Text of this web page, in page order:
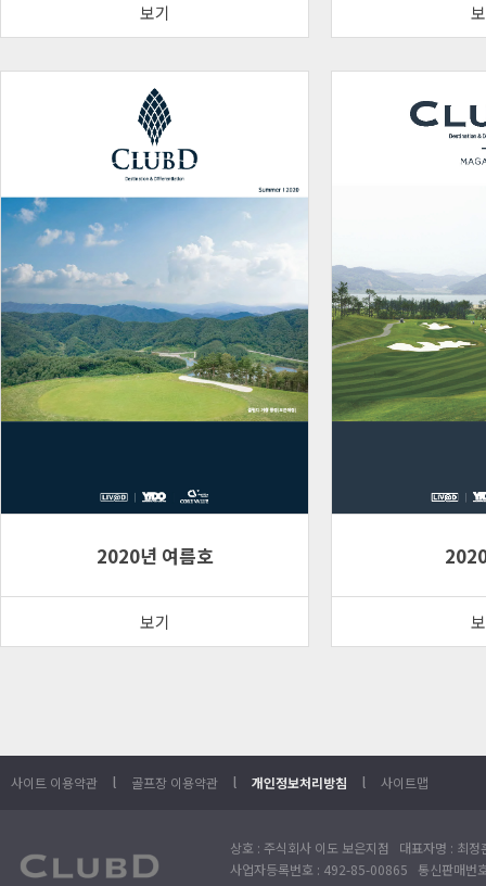
보기
2020년 여름호
보기
사이트 이용약관 l 골프장 이용약관 l 개인정보처리방침 l 사이트맵
상호 : 주식회사 이도 보은지점 대표자명 : 최
사업자등록번호 : 492-85-00865 통신판매